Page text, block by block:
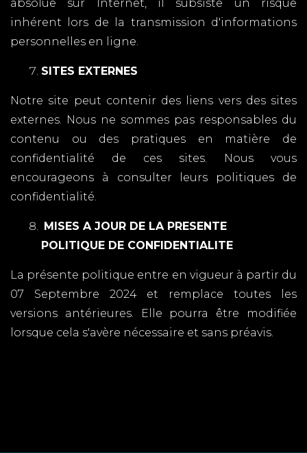
absolue sur Internet, il subsiste un risque
inhérent lors de la transmission d'informations
personnelles en ligne.
SITES EXTERNES
Notre site peut contenir des liens vers des sites
externes. Nous ne sommes pas responsables du
contenu ou des pratiques en matière de
confidentialité de ces sites. Nous vous
encourageons à consulter leurs politiques de
confidentialité.
MISES A JOUR DE LA PRESENTE
POLITIQUE DE CONFIDENTIALITE
La présente politique entre en vigueur à partir du
07 Septembre 2024 et remplace toutes les
versions antérieures. Elle pourra être modifiée
lorsque cela s'avère nécessaire et sans préavis.